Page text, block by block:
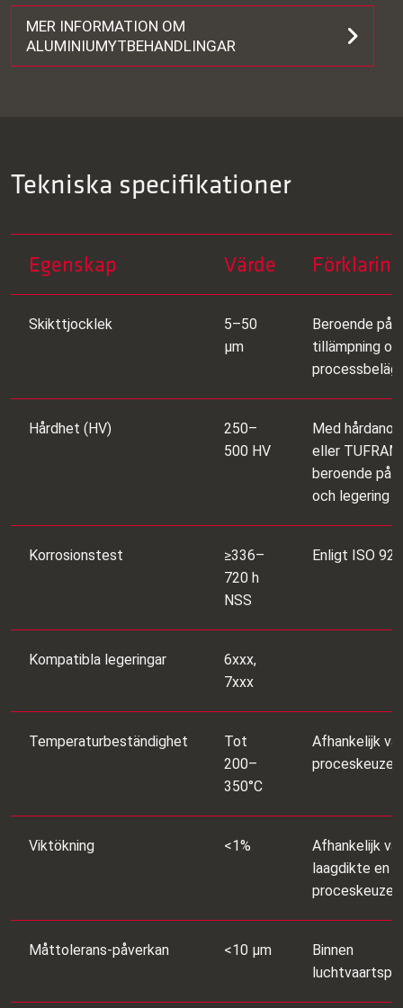
MER INFORMATION OM
ALUMINIUMYTBEHANDLINGAR
Tekniska specifikationer
Egenskap Värde Förklaring
Skikttjocklek
5–50
μm
Beroende på
tillämpning
Hårdhet (HV)
250–
500 HV
Med
eller
beroende på
och legering
Korrosionstest
≥336–
720 h
NSS
Enligt ISO
Kompatibla legeringar
6xxx,
7xxx
Temperaturbeständighet
Tot
200–
350°C
Afhankelijk
proceskeuze
Viktökning <1%
Afhankelijk
laagdikte en
proceskeuze
Måttolerans‑påverkan <10 μm
Binnen